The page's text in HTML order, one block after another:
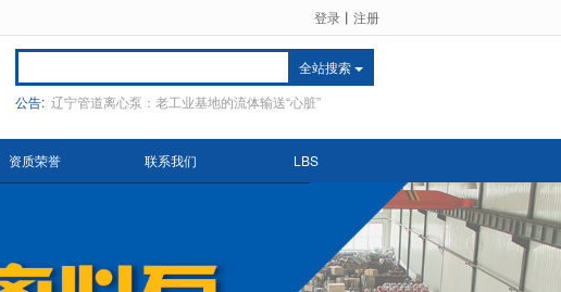
登录 丨 注册
全站搜索
公告: 辽宁管道离心泵：老工业基地的流体输送“心脏”
资质荣誉 联系我们 LBS